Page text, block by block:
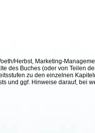
Herbst, Marketing-
des Buches (oder von Teilen
zu den einzelnen
und ggf. Hinweise darauf, bei